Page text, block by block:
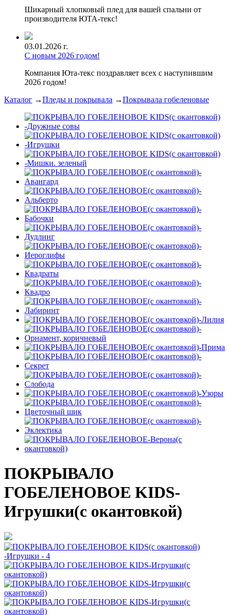
Шикарный хлопковый плед для вашей спальни от
производителя ЮТА-текс!
03.01.2026 г.
С новым 2026 годом!
Компания Юта-текс поздравляет всех с наступившим
2026 годом!
Каталог →Пледы и покрывала →Покрывала гобеленовые
ПОКРЫВАЛО
ГОБЕЛЕНОВОЕ KIDS-
Игрушки(с окантовкой)